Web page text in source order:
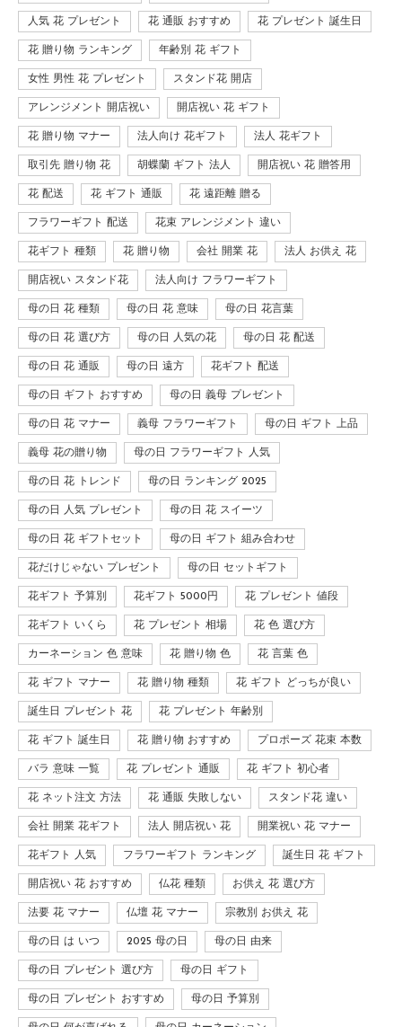
人気 花 プレゼント 花 通販 おすすめ 花 プレゼント 誕生日
花 贈り物 ランキング 年齢別 花 ギフト
女性 男性 花 プレゼント スタンド花 開店
アレンジメント 開店祝い 開店祝い 花 ギフト
花 贈り物 マナー 法人向け 花ギフト 法人 花ギフト
取引先 贈り物 花 胡蝶蘭 ギフト 法人 開店祝い 花 贈答用
花 配送 花 ギフト 通販 花 遠距離 贈る
フラワーギフト 配送 花束 アレンジメント 違い
花ギフト 種類 花 贈り物 会社 開業 花 法人 お供え 花
開店祝い スタンド花 法人向け フラワーギフト
母の日 花 種類 母の日 花 意味 母の日 花言葉
母の日 花 選び方 母の日 人気の花 母の日 花 配送
母の日 花 通販 母の日 遠方 花ギフト 配送
母の日 ギフト おすすめ 母の日 義母 プレゼント
母の日 花 マナー 義母 フラワーギフト 母の日 ギフト 上品
義母 花の贈り物 母の日 フラワーギフト 人気
母の日 花 トレンド 母の日 ランキング 2025
母の日 人気 プレゼント 母の日 花 スイーツ
母の日 花 ギフトセット 母の日 ギフト 組み合わせ
花だけじゃない プレゼント 母の日 セットギフト
花ギフト 予算別 花ギフト 5000円 花 プレゼント 値段
花ギフト いくら 花 プレゼント 相場 花 色 選び方
カーネーション 色 意味 花 贈り物 色 花 言葉 色
花 ギフト マナー 花 贈り物 種類 花 ギフト どっちが良い
誕生日 プレゼント 花 花 プレゼント 年齢別
花 ギフト 誕生日 花 贈り物 おすすめ プロポーズ 花束 本数
バラ 意味 一覧 花 プレゼント 通販 花 ギフト 初心者
花 ネット注文 方法 花 通販 失敗しない スタンド花 違い
会社 開業 花ギフト 法人 開店祝い 花 開業祝い 花 マナー
花ギフト 人気 フラワーギフト ランキング 誕生日 花 ギフト
開店祝い 花 おすすめ 仏花 種類 お供え 花 選び方
法要 花 マナー 仏壇 花 マナー 宗教別 お供え 花
母の日 は いつ 2025 母の日 母の日 由来
母の日 プレゼント 選び方 母の日 ギフト
母の日 プレゼント おすすめ 母の日 予算別